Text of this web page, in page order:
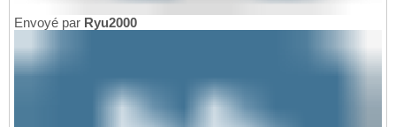
Envoyé par Ryu2000